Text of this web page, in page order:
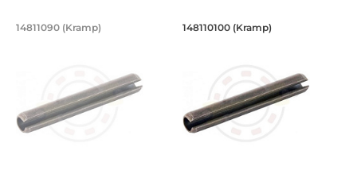
Штифт распорный пружинный
14811090 (Kramp) Штифт распорный
148110100 (Kramp)